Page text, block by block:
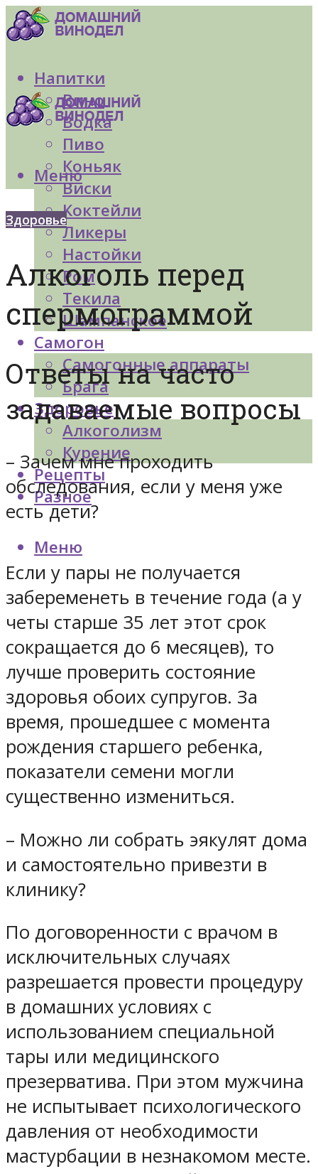
Напитки
Вино
Водка
Пиво
Коньяк
Виски
Коктейли
Ликеры
Настойки
Ром
Текила
Шампанское
Самогон
Самогонные аппараты
Брага
Здоровье
Алкоголизм
Курение
Рецепты
Разное
Меню
Меню
Здоровье
Алкоголь перед
спермограммой
Ответы на часто
задаваемые вопросы
– Зачем мне проходить
обследования, если у меня уже
есть дети?
Если у пары не получается
забеременеть в течение года (а у
четы старше 35 лет этот срок
сокращается до 6 месяцев), то
лучше проверить состояние
здоровья обоих супругов. За
время, прошедшее с момента
рождения старшего ребенка,
показатели семени могли
существенно измениться.
– Можно ли собрать эякулят дома
и самостоятельно привезти в
клинику?
По договоренности с врачом в
исключительных случаях
разрешается провести процедуру
в домашних условиях с
использованием специальной
тары или медицинского
презерватива. При этом мужчина
не испытывает психологического
давления от необходимости
мастурбации в незнакомом месте.